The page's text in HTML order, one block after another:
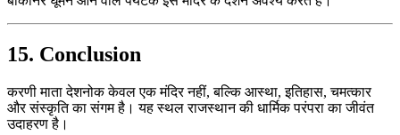
15. Conclusion
करणी माता देशनोक केवल एक मंदिर नहीं, बल्कि आस्था, इतिहास, चमत्कार
और संस्कृति का संगम है। यह स्थल राजस्थान की धार्मिक परंपरा का जीवंत
उदाहरण है।